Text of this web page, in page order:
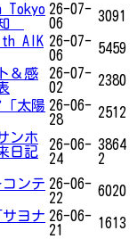
Tokyo 26-07-
06
3091
AIK 26-07-
06
5459
＆感
26-07-
02
2380
太陽 26-06-
28
2512
ンホ
日記
26-06-
24
3864
2
ンテ 26-06-
22
6020
ヨナ 26-06-
21
1613